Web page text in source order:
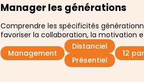
Manager les générations
Comprendre les spécificités
favoriser la collaboration, la motivation
Management
Distanciel
Présentiel
12